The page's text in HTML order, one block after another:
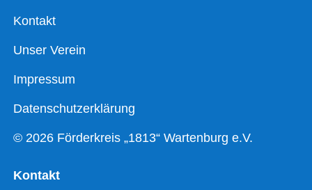
Kontakt
Unser Verein
Impressum
Datenschutzerklärung
© 2026 Förderkreis „1813“ Wartenburg e.V.
Kontakt